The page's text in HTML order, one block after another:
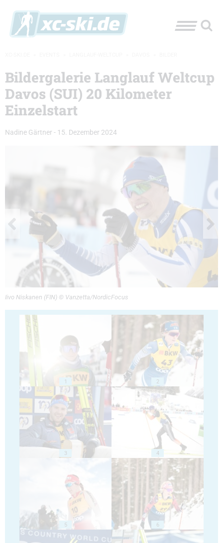
Bildergalerie Langlauf Weltcup
Davos (SUI) 20 Kilometer
Einzelstart
Nadine Gärtner - 15. Dezember 2024
Iivo Niskanen (FIN) © Vanzetta/NordicFocus
1 2
3 4
5 6